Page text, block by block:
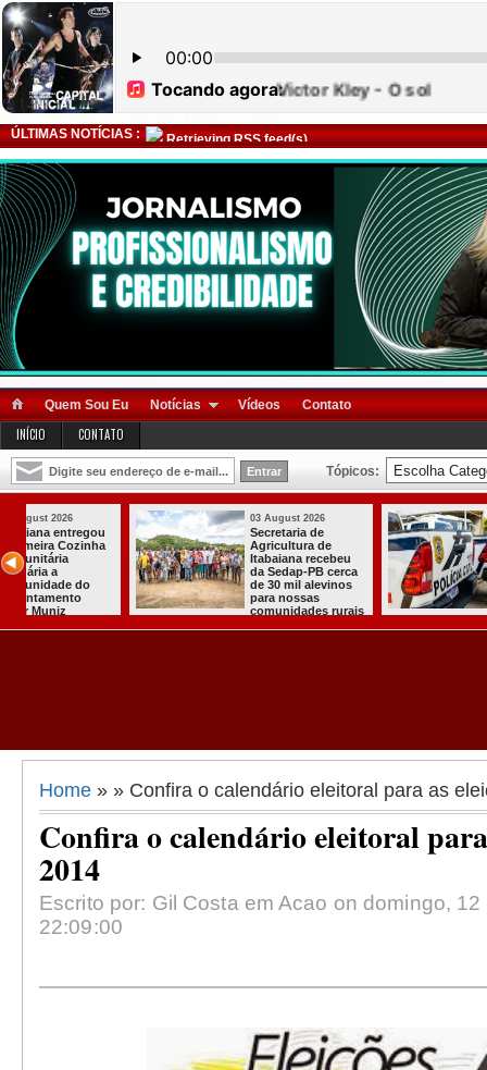
ÚLTIMAS NOTÍCIAS : Retrieving RSS feed(s)
Quem Sou Eu Notícias Vídeos Contato
INÍCIO CONTATO
Tópicos:
03 August 2026
Mulher em aparente
surto esfaqueia a
própria mãe em
João Pessoa
03 August 2026
PT oficializa
candidatura
para
quarto
presidente
Home » » Confira o calendário eleitoral para as
Confira o calendário eleitoral para
2014
Escrito por: Gil Costa em Acao on domingo,
22:09:00